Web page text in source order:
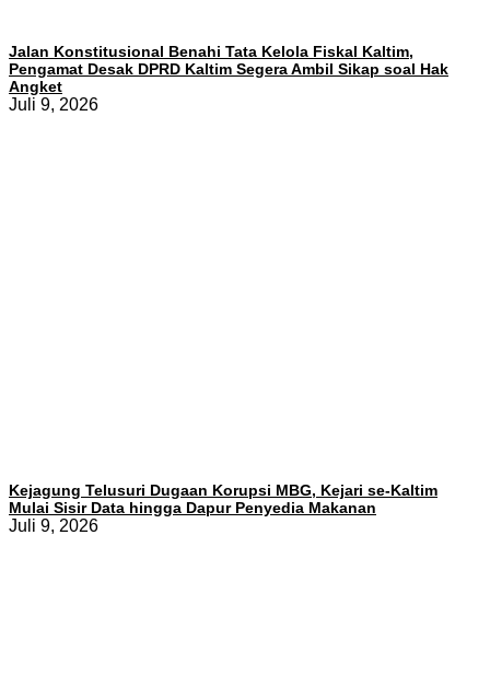
Jalan Konstitusional Benahi Tata Kelola Fiskal Kaltim,
Pengamat Desak DPRD Kaltim Segera Ambil Sikap soal Hak
Angket
Juli 9, 2026
Kejagung Telusuri Dugaan Korupsi MBG, Kejari se-Kaltim
Mulai Sisir Data hingga Dapur Penyedia Makanan
Juli 9, 2026